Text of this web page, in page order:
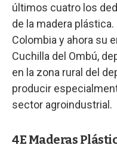
últimos cuatro los
de la madera
Colombia y ahora su
Cuchilla del Ombú,
en la zona rural del
producir
sector agroindustrial.
4E Maderas